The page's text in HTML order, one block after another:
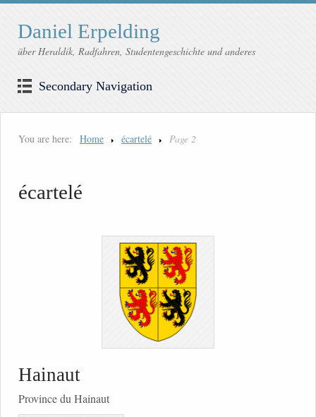
Daniel Erpelding
über Heraldik, Radfahren, Studentengeschichte und anderes
Secondary Navigation
You are here: Home écartelé Page 2
écartelé
Hainaut
Province du Hainaut